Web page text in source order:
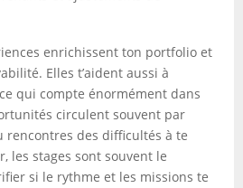
enrichissent ton portfolio et
Elles t’aident aussi à
qui compte énormément dans
circulent souvent par
rencontres des difficultés à te
les stages sont souvent le
si le rythme et les missions te